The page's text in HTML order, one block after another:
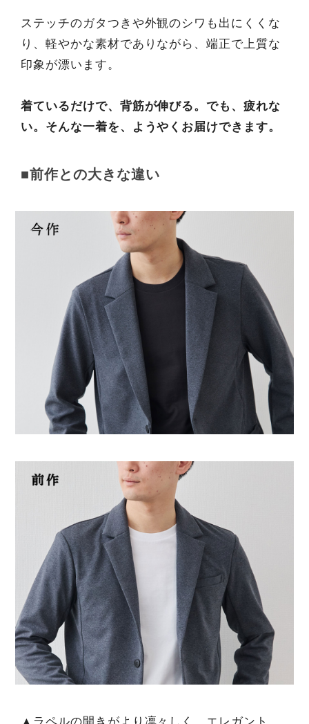
ステッチのガタつきや外観のシワも出にくくな
り、軽やかな素材でありながら、端正で上質な
印象が漂います。
着ているだけで、背筋が伸びる。でも、疲れな
い。そんな一着を、ようやくお届けできます。
■前作との大きな違い